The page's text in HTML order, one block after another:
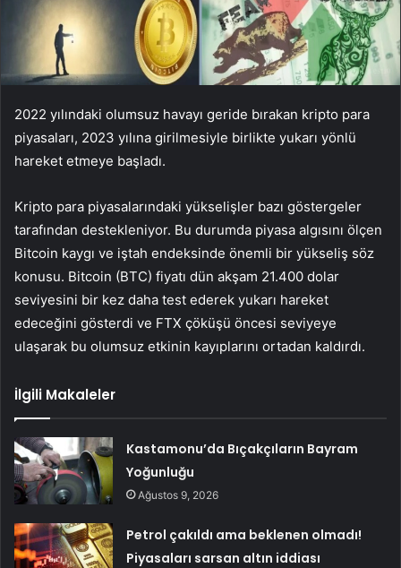
2022 yılındaki olumsuz havayı geride bırakan kripto para
piyasaları, 2023 yılına girilmesiyle birlikte yukarı yönlü
hareket etmeye başladı.
Kripto para piyasalarındaki yükselişler bazı göstergeler
tarafından destekleniyor. Bu durumda piyasa algısını ölçen
Bitcoin kaygı ve iştah endeksinde önemli bir yükseliş söz
konusu. Bitcoin (BTC) fiyatı dün akşam 21.400 dolar
seviyesini bir kez daha test ederek yukarı hareket
edeceğini gösterdi ve FTX çöküşü öncesi seviyeye
ulaşarak bu olumsuz etkinin kayıplarını ortadan kaldırdı.
İlgili Makaleler
Kastamonu’da Bıçakçıların Bayram
Yoğunluğu
Ağustos 9, 2026
Petrol çakıldı ama beklenen olmadı!
Piyasaları sarsan altın iddiası